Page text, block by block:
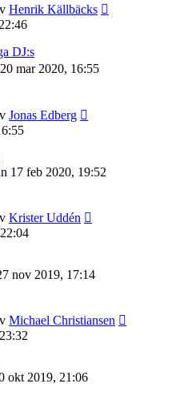
Henrik Källbäcks
DJ:s
mar 2020, 16:55
Jonas Edberg
17 feb 2020, 19:52
Krister Uddén
nov 2019, 17:14
Michael Christiansen
okt 2019, 21:06